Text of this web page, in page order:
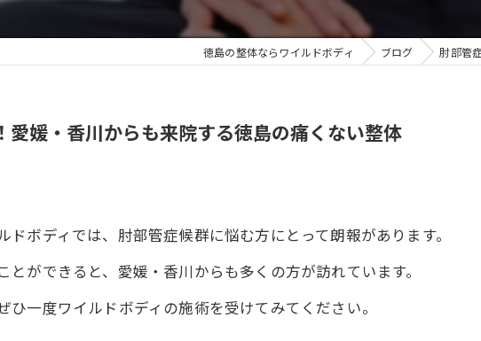
徳島の整体ならワイルドボディ ブログ 肘部管
愛媛・香川からも来院する徳島の痛くない整体
ボディでは、肘部管症候群に悩む方にとって朗報があります。
ができると、愛媛・香川からも多くの方が訪れています。
一度ワイルドボディの施術を受けてみてください。